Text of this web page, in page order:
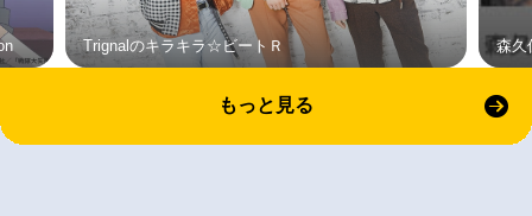
Trignalのキラキラ☆ビートＲ 森久
もっと見る